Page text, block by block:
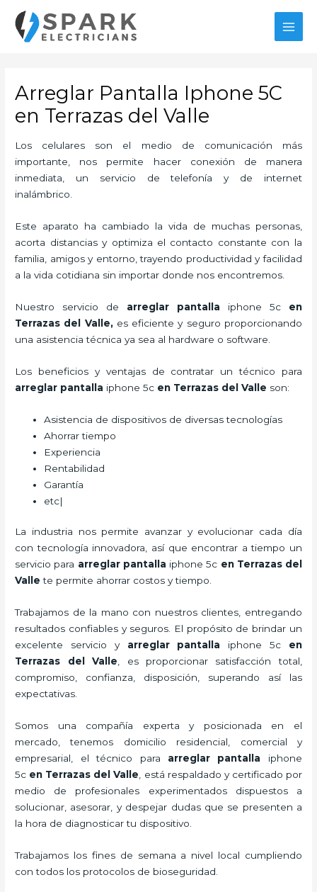
contenido
Arreglar Pantalla Iphone 5C
en Terrazas del Valle
Los celulares son el medio de comunicación más
importante, nos permite hacer conexión de manera
inmediata, un servicio de telefonía y de internet
inalámbrico.
Este aparato ha cambiado la vida de muchas personas,
acorta distancias y optimiza el contacto constante con la
familia, amigos y entorno, trayendo productividad y facilidad
a la vida cotidiana sin importar donde nos encontremos.
Nuestro servicio de arreglar pantalla iphone 5c en
Terrazas del Valle,es eficiente y seguro proporcionando
una asistencia técnica ya sea al hardware o software.
Los beneficios y ventajas de contratar un técnico para
arreglar pantalla iphone 5c en Terrazas del Valle son:
Asistencia de dispositivos de diversas tecnologías
Ahorrar tiempo
Experiencia
Rentabilidad
Garantía
etc|
La industria nos permite avanzar y evolucionar cada día
con tecnología innovadora, así que encontrar a tiempo un
servicio para arreglar pantalla iphone 5c en Terrazas del
Valle te permite ahorrar costos y tiempo.
Trabajamos de la mano con nuestros clientes, entregando
resultados confiables y seguros. El propósito de brindar un
excelente servicio y arreglar pantalla iphone 5c en
Terrazas del Valle , es proporcionar satisfacción total,
compromiso, confianza, disposición, superando así las
expectativas.
Somos una compañía experta y posicionada en el
mercado, tenemos domicilio residencial, comercial y
empresarial, el técnico para arreglar pantalla iphone
5c en Terrazas del Valle , está respaldado y certificado por
medio de profesionales experimentados dispuestos a
solucionar, asesorar, y despejar dudas que se presenten a
la hora de diagnosticar tu dispositivo.
Trabajamos los fines de semana a nivel local cumpliendo
con todos los protocolos de bioseguridad.